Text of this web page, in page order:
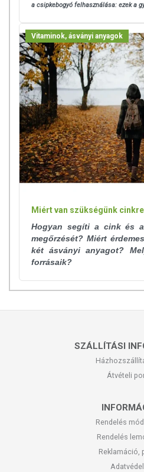
a csipkebogyó felhasználása: ezek a
Vitaminok, ásványi anyagok
Miért van szükségünk
Hogyan segíti a cink és
megőrzését? Miért
két ásványi anyagot?
forrásaik?
SZÁLLÍTÁSI
Átvételi
Rendelés
Rendelés
Reklamáció,